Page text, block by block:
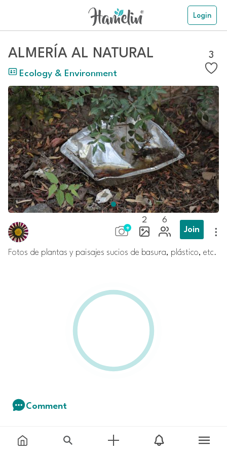
Login
ALMERÍA AL NATURAL
Ecology & Environment
3
2
6
Join
Fotos de plantas y paisajes sucios de basura, plástico, etc.
Comment